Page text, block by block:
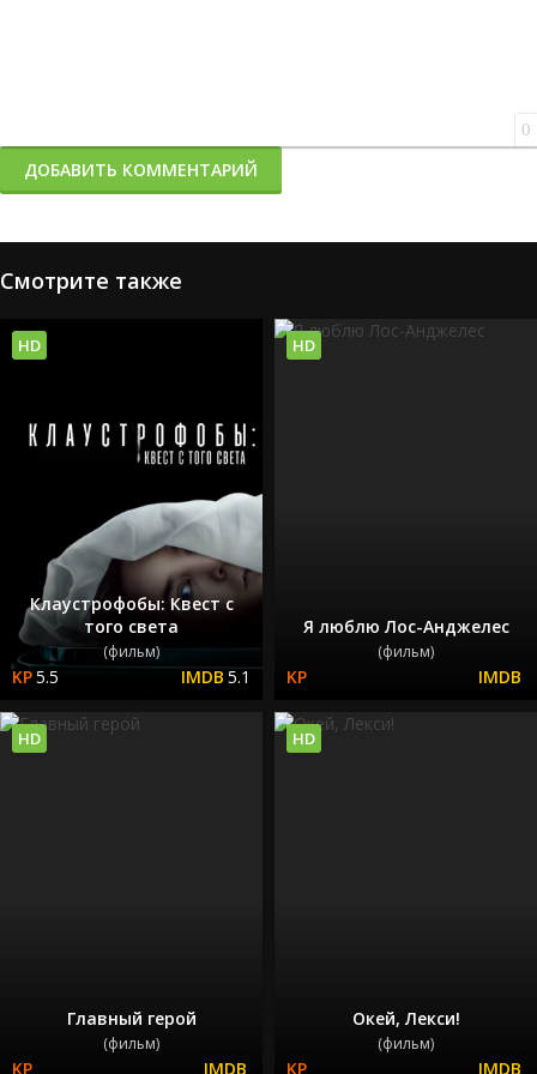
0
ДОБАВИТЬ КОММЕНТАРИЙ
Смотрите также
Клаустрофобы: Квест с
того света
(фильм)
5.5 5.1
HD
Я люблю Лос-Анджелес
(фильм)
HD
Главный герой
(фильм)
HD
Окей, Лекси!
(фильм)
HD